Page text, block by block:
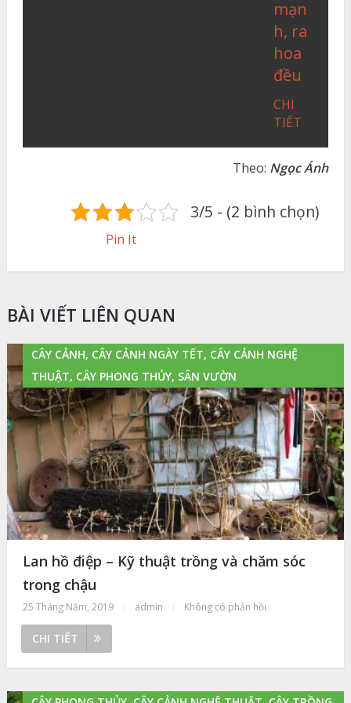
mạn
h, ra
hoa
đều
CHI
TIẾT
Theo: Ngọc Ánh
3/5 - (2 bình chọn)
Pin It
BÀI VIẾT LIÊN QUAN
CÂY CẢNH, CÂY CẢNH NGÀY TẾT, CÂY CẢNH NGHỆ
THUẬT, CÂY PHONG THỦY, SÂN VƯỜN
Lan hồ điệp – Kỹ thuật trồng và chăm sóc
trong chậu
25 Tháng Năm, 2019 admin Không có phản hồi
CHI TIẾT